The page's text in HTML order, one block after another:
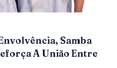
Samba
A União Entre